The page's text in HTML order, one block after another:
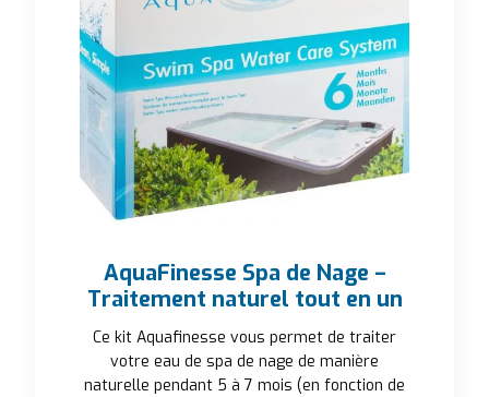
AquaFinesse Spa de Nage –
Traitement naturel tout en un
Ce kit Aquafinesse vous permet de traiter
votre eau de spa de nage de manière
naturelle pendant 5 à 7 mois (en fonction de